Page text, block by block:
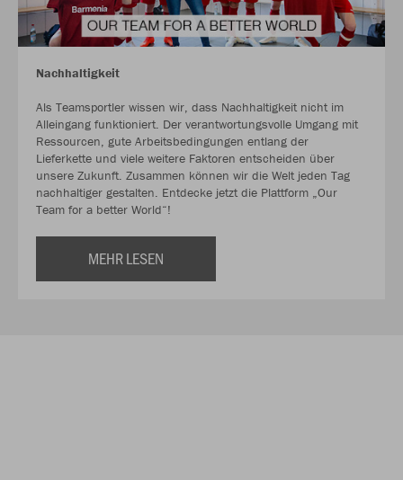
Nachhaltigkeit
Als Teamsportler wissen wir, dass Nachhaltigkeit nicht im
Alleingang funktioniert. Der verantwortungsvolle Umgang mit
Ressourcen, gute Arbeitsbedingungen entlang der
Lieferkette und viele weitere Faktoren entscheiden über
unsere Zukunft. Zusammen können wir die Welt jeden Tag
nachhaltiger gestalten. Entdecke jetzt die Plattform „Our
Team for a better World“!
MEHR LESEN